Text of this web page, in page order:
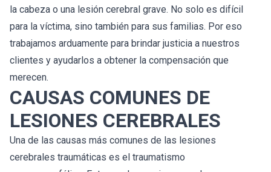
la cabeza o una lesión cerebral grave. No solo es difícil
para la víctima, sino también para sus familias. Por eso
trabajamos arduamente para brindar justicia a nuestros
clientes y ayudarlos a obtener la compensación que
merecen.
CAUSAS COMUNES DE
LESIONES CEREBRALES
Una de las causas más comunes de las lesiones
cerebrales traumáticas es el traumatismo